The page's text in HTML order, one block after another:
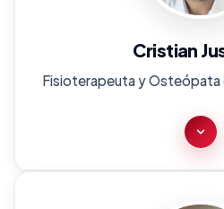
Cristian
Fisioterapeuta y Osteópata